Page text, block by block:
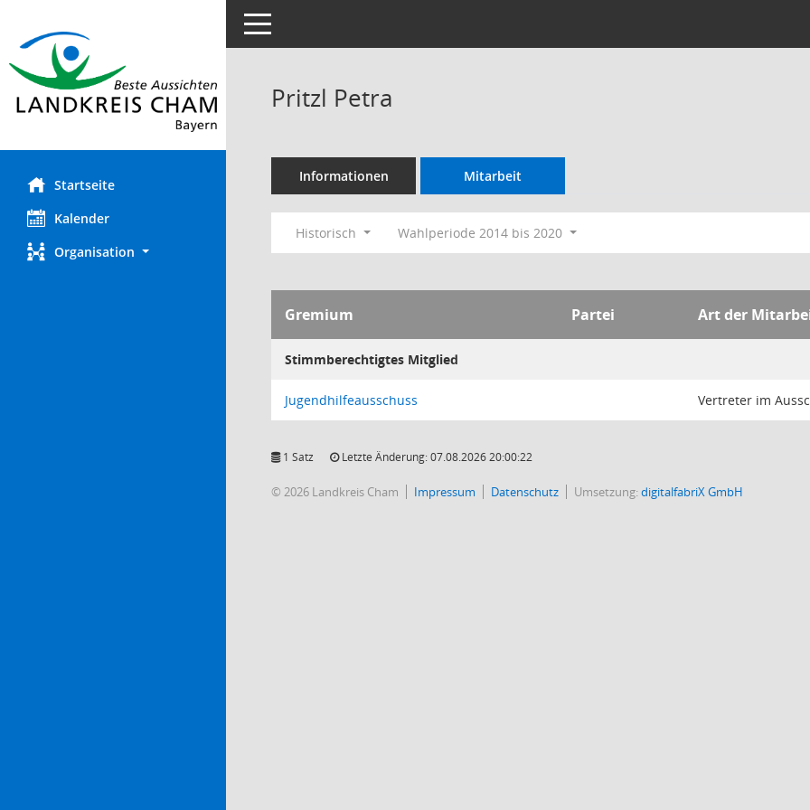
Startseite
Kalender
Organisation
Toggle navigation
Pritzl Petra
Informationen Mitarbeit
Historisch Wahlperiode 2014 bis 2020
Gremium Partei Art der
Stimmberechtigtes Mitglied
Jugendhilfeausschuss Vertreter im
1 Satz Letzte Änderung: 07.08.2026 20:00:22
© 2026 Landkreis Cham Impressum Datenschutz Umsetzung:digitalfabriX GmbH